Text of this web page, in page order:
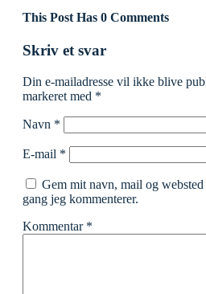
This Post Has 0 Comments
Skriv et svar
Din e-mailadresse vil ikke blive
markeret med *
Navn *
E-mail *
Gem mit navn, mail og
gang jeg kommenterer.
Kommentar *